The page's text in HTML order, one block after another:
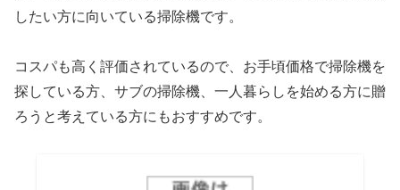
したい方に向いている掃除機です。
コスパも高く評価されているので、お手頃価格で掃除機を
探している方、サブの掃除機、一人暮らしを始める方に贈
ろうと考えている方にもおすすめです。